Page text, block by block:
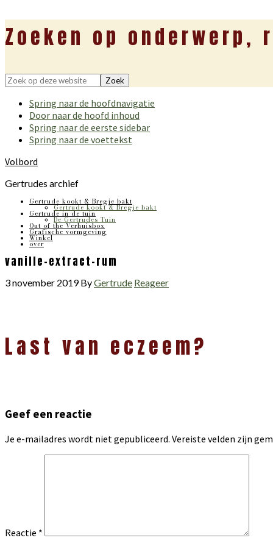
Zoeken op onderwerp,
Zoek
deze
website
Spring naar de hoofdnavigatie
Door naar de hoofd inhoud
Spring naar de eerste sidebar
Spring naar de voettekst
Volbord
Gertrudes archief
Gertrude kookt & Bregje bakt
Gertrude kookt & Bregje bakt
Gertrude in de tuin
De Gertrudes Tuin
Out of the Verhuisbox
Grafische vormgeving
Winkel
over
vanille-extract-rum
3 november 2019ByGertrude Reageer
Interacties
Last van eczeem?
Geef een reactie
Je e-mailadres wordt niet gepubliceerd. Vereiste velden zijn
Reactie *